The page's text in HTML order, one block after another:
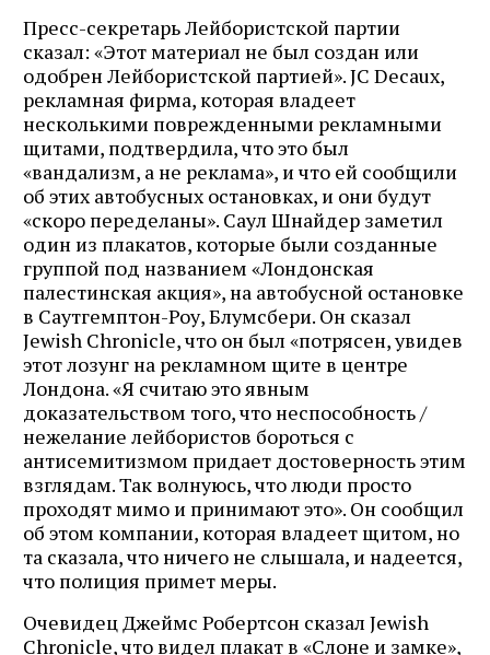
Пресс-секретарь Лейбористской партии
сказал: «Этот материал не был создан или
одобрен Лейбористской партией». JC Decaux,
рекламная фирма, которая владеет
несколькими поврежденными рекламными
щитами, подтвердила, что это был
«вандализм, а не реклама», и что ей сообщили
об этих автобусных остановках, и они будут
«скоро переделаны». Саул Шнайдер заметил
один из плакатов, которые были созданные
группой под названием «Лондонская
палестинская акция», на автобусной остановке
в Саутгемптон-Роу, Блумсбери. Он сказал
Jewish Chronicle, что он был «потрясен, увидев
этот лозунг на рекламном щите в центре
Лондона. «Я считаю это явным
доказательством того, что неспособность /
нежелание лейбористов бороться с
антисемитизмом придает достоверность этим
взглядам. Так волнуюсь, что люди просто
проходят мимо и принимают это». Он сообщил
об этом компании, которая владеет щитом, но
та сказала, что ничего не слышала, и надеется,
что полиция примет меры.
Очевидец Джеймс Робертсон сказал Jewish
Chronicle, что видел плакат в «Слоне и замке»,